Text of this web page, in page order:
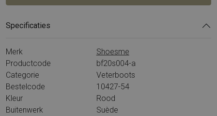
Specificaties
Merk
Shoesme
Productcode
bf20s004-a
Categorie
Veterboots
Bestelcode
10427-54
Kleur
Rood
Buitenwerk
Suède